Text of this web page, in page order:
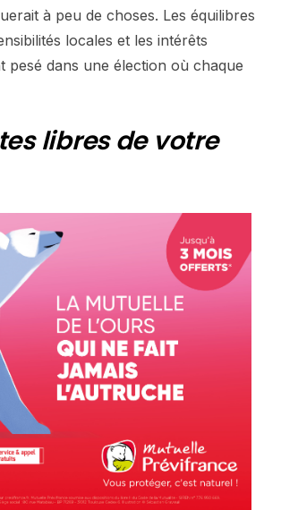
à peu de choses. Les équilibres
locales et les intérêts
pesé dans une élection où chaque
libres de votre